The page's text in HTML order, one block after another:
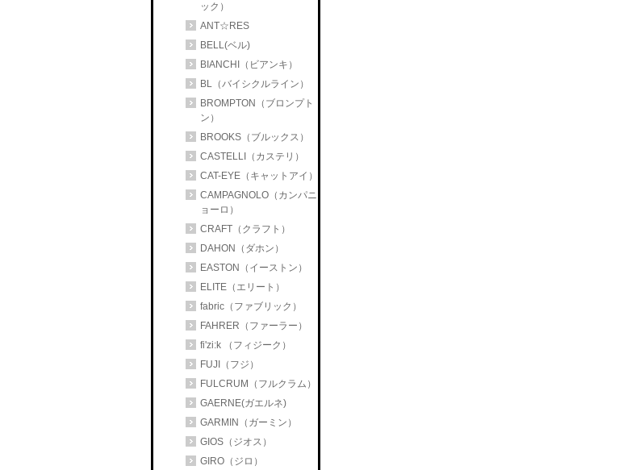
ック）
ANT☆RES
BELL(ベル)
BIANCHI（ビアンキ）
BL（バイシクルライン）
BROMPTON（ブロンプト
ン）
BROOKS（ブルックス）
CASTELLI（カステリ）
CAT-EYE（キャットアイ）
CAMPAGNOLO（カンパニ
ョーロ）
CRAFT（クラフト）
DAHON（ダホン）
EASTON（イーストン）
ELITE（エリート）
fabric（ファブリック）
FAHRER（ファーラー）
fi'zi:k （フィジーク）
FUJI（フジ）
FULCRUM（フルクラム）
GAERNE(ガエルネ)
GARMIN（ガーミン）
GIOS（ジオス）
GIRO（ジロ）